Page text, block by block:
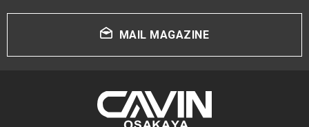
MAIL MAGAZINE